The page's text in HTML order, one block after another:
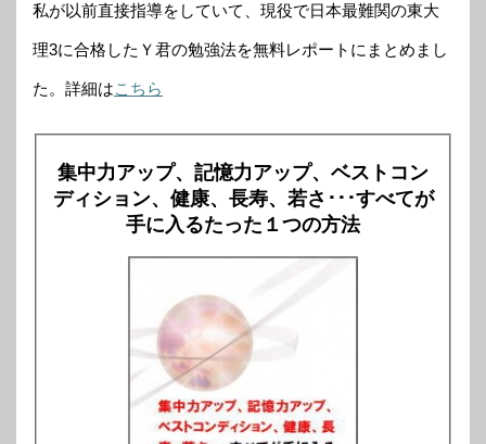
私が以前直接指導をしていて、現役で日本最難関の東大
理3に合格したＹ君の勉強法を無料レポートにまとめまし
た。詳細はこちら
集中力アップ、記憶力アップ、ベストコン
ディション、健康、長寿、若さ･･･すべてが
手に入るたった１つの方法